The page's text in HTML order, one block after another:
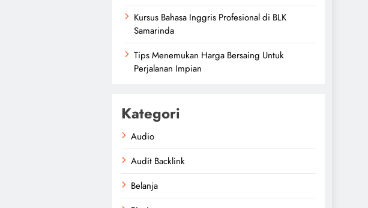
Kursus Bahasa Inggris Profesional di BLK
Samarinda
Tips Menemukan Harga Bersaing Untuk
Perjalanan Impian
Kategori
Audio
Audit Backlink
Belanja